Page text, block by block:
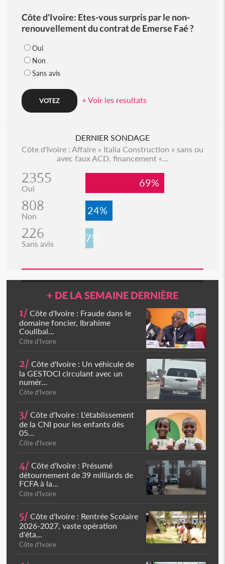
Côte d'Ivoire: Etes-vous surpris par le non-
renouvellement du contrat de Emerse Faé ?
Oui
Non
Sans avis
+ Voir les resultats
DERNIER SONDAGE
Côte d'Ivoire : Affaire « Italia Construction » sans ou
avec faux ACD, financement «...
2355
Oui 69%
808
Non 24%
226
Sans avis 7%
+ DE LA SEMAINE DERNIÈRE
1/ Côte d'Ivoire : Fraude dans le
domaine foncier, Ibrahime
Coulibal...
Côte d'Ivoire
2/ Côte d'Ivoire : Un véhicule de
la GESTOCI circulant avec un
numér...
Côte d'Ivoire
3/ Côte d'Ivoire : L'établissement
de la CNI pour les enfants dès
05...
Côte d'Ivoire
4/ Côte d'Ivoire : Présumé
détournement de 39 milliards de
FCFA à la...
Côte d'Ivoire
5/ Côte d'Ivoire : Rentrée Scolaire
2026-2027, vaste opération
d'éta...
Côte d'Ivoire